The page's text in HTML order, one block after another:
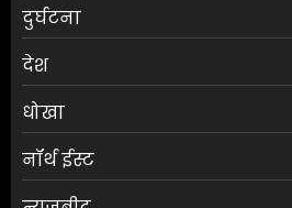
दुर्घटना
देश
धोखा
नॉर्थ ईस्ट